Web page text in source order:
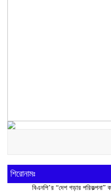
শিরোনামঃ
বিএনপি’র “দেশ গড়ার পরিকল্পনা” কর্মসূচী পালিত